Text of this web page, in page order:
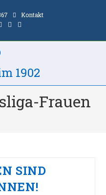
Kontakt
1902
Frauen
SIND